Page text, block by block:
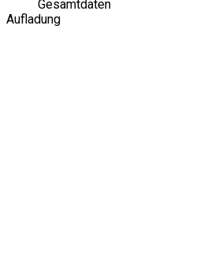
Gesamtdaten
Aufladung